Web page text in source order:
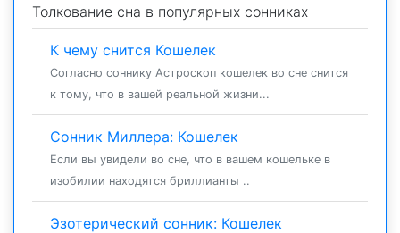
Толкование сна в популярных сонниках
К чему снится Кошелек
Согласно соннику Астроскоп кошелек во сне снится
к тому, что в вашей реальной жизни...
Сонник Миллера: Кошелек
Если вы увидели во сне, что в вашем кошельке в
изобилии находятся бриллианты ..
Эзотерический сонник: Кошелек